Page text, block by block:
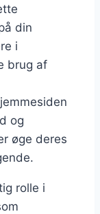
din
i
brug af
og
øge deres
rolle i